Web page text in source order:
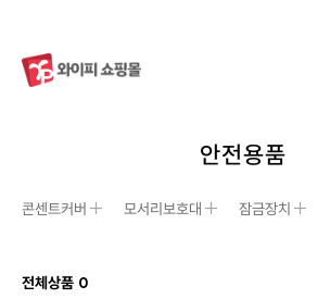
안전용품
콘센트커버 모서리보호대 잠금장치
전체상품 0